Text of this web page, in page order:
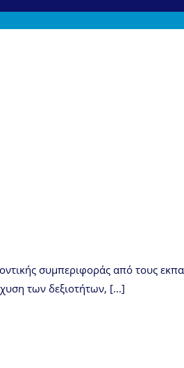
συμπεριφοράς από τους
των δεξιοτήτων, [...]